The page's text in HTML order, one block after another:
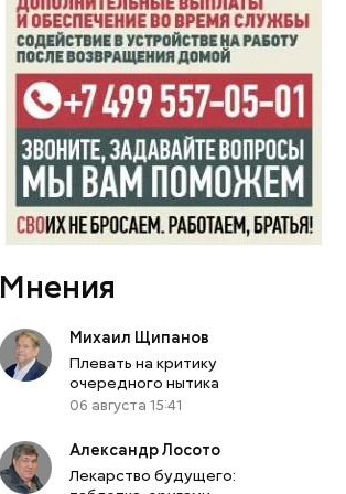
Мнения
Михаил Щипанов
Плевать на критику
очередного нытика
06 августа 15:41
Александр Лосото
Лекарство будущего: